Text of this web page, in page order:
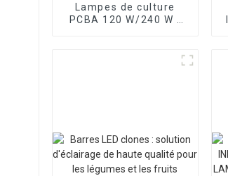
Lampes de culture
PCBA 120 W/240 W -